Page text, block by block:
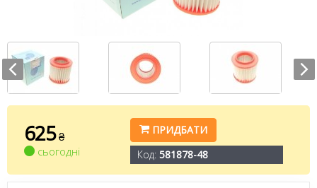
625 ₴
сьогодні
ПРИДБАТИ
Код: 581878-48